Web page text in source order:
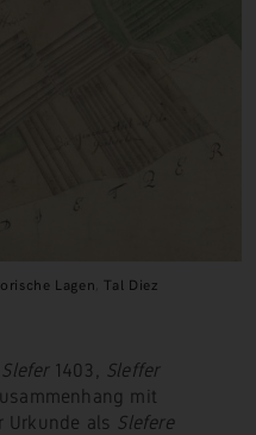
Lagen Tal Diez
Slefer 1403,
Sleffer
mit
Urkunde als Slefere